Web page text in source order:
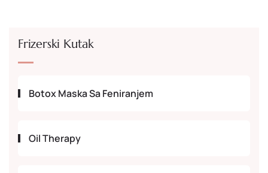
Frizerski Kutak
Botox Maska Sa Feniranjem
Oil Therapy